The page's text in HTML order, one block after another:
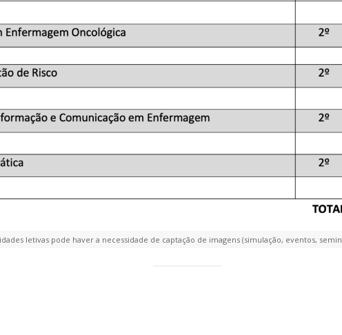
letivas pode haver a necessidade de captação de imagens (simulação, eventos,